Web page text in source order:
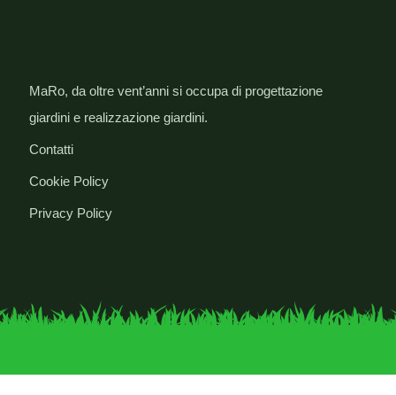
MaRo, da oltre vent’anni si occupa di progettazione
giardini e realizzazione giardini.
Contatti
Cookie Policy
Privacy Policy